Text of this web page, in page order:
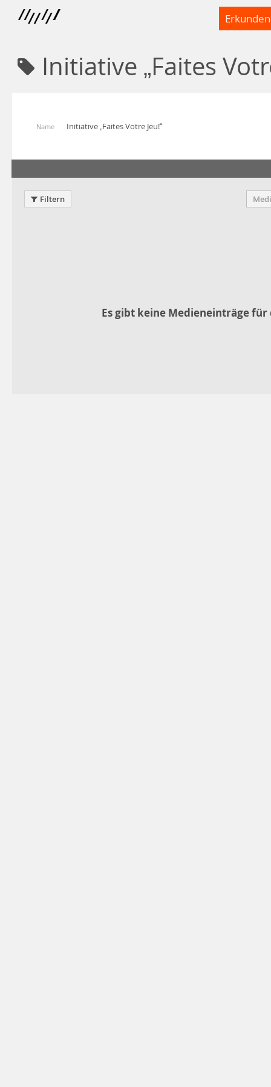
Erkunden
Initiative „Faites
Name Initiative „Faites Votre Jeu!“
Filtern
Es gibt keine Medieneinträge für